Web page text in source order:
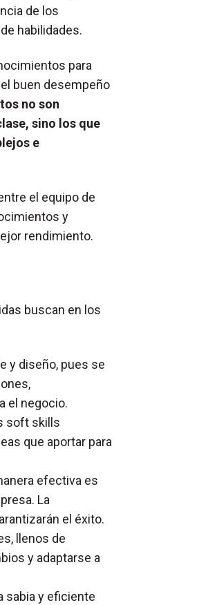
de los
habilidades.
para
buen desempeño
no son
sino los que
e
el equipo de
y
rendimiento.
buscan en los
y diseño, pues se
el negocio.
soft skills
que aportar para
efectiva es
La
el éxito.
llenos de
y adaptarse a
sabia y eficiente